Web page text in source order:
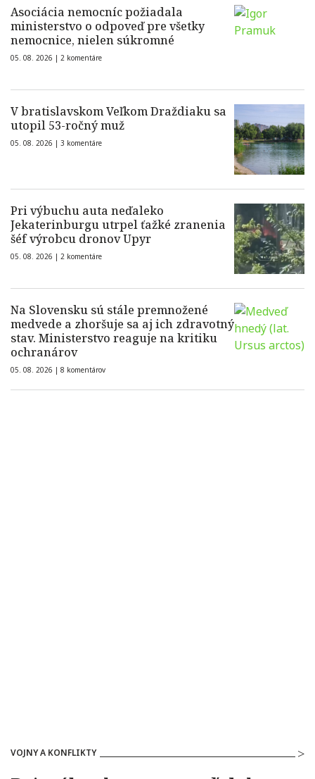
Asociácia nemocníc požiadala
ministerstvo o odpoveď pre všetky
nemocnice, nielen súkromné
05. 08. 2026 | 2 komentáre
V bratislavskom Veľkom Draždiaku sa
utopil 53-ročný muž
05. 08. 2026 | 3 komentáre
Pri výbuchu auta neďaleko
Jekaterinburgu utrpel ťažké zranenia
šéf výrobcu dronov Upyr
05. 08. 2026 | 2 komentáre
Na Slovensku sú stále premnožené
medvede a zhoršuje sa aj ich zdravotný
stav. Ministerstvo reaguje na kritiku
ochranárov
05. 08. 2026 | 8 komentárov
VOJNY A KONFLIKTY